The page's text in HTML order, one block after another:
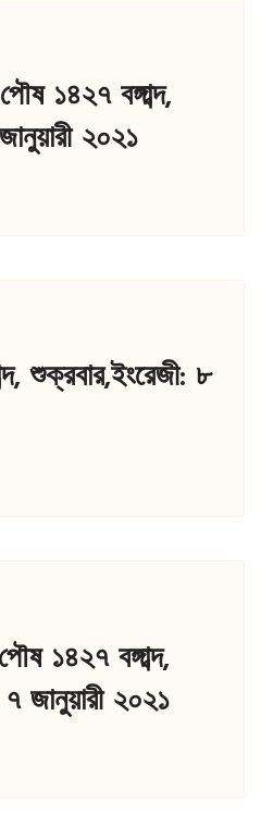
১৪২৭ বঙ্গাব্দ,
২০২১
শুক্রবার,ইংরেজী: ৮
১৪২৭ বঙ্গাব্দ,
৭ জানুয়ারী ২০২১